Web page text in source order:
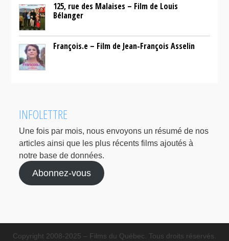
125, rue des Malaises – Film de Louis
Bélanger
François.e – Film de Jean-François Asselin
INFOLETTRE
Une fois par mois, nous envoyons un résumé de nos
articles ainsi que les plus récents films ajoutés à
notre base de données.
Abonnez-vous
Copyright 2008-2025 – Films du Québec. Tous droits réservés.